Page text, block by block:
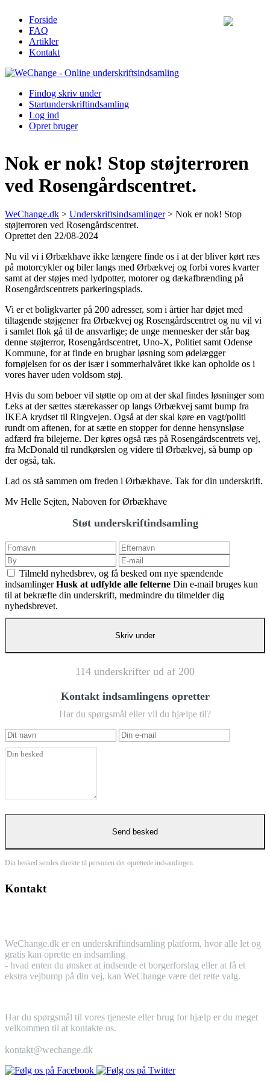
Forside
FAQ
Artikler
Kontakt
Findog skriv under
Startunderskriftindsamling
Log ind
Opret bruger
Nok er nok! Stop støjterroren
ved Rosengårdscentret.
WeChange.dk > Underskriftsindsamlinger > Nok er nok! Stop
støjterroren ved Rosengårdscentret.
Oprettet den 22/08-2024
Nu vil vi i Ørbækhave ikke længere finde os i at der bliver kørt ræs
på motorcykler og biler langs med Ørbækvej og forbi vores kvarter
samt at der støjes med lydpotter, motorer og dækafbrænding på
Rosengårdscentrets parkeringsplads.
Vi er et boligkvarter på 200 adresser, som i årtier har døjet med
tiltagende støjgener fra Ørbækvej og Rosengårdscentret og nu vil vi
i samlet flok gå til de ansvarlige; de unge mennesker der står bag
denne støjterror, Rosengårdscentret, Uno-X, Politiet samt Odense
Kommune, for at finde en brugbar løsning som ødelægger
fornøjelsen for os der især i sommerhalvåret ikke kan opholde os i
vores haver uden voldsom støj.
Hvis du som beboer vil støtte op om at der skal findes løsninger som
f.eks at der sættes stærekasser op langs Ørbækvej samt bump fra
IKEA krydset til Ringvejen. Også at der skal køre en vagt/politi
rundt om aftenen, for at sætte en stopper for denne hensynsløse
adfærd fra bilejerne. Der køres også ræs på Rosengårdscentrets vej,
fra McDonald til rundkørslen og videre til Ørbækvej, så bump op
der også, tak.
Lad os stå sammen om freden i Ørbækhave. Tak for din underskrift.
Mv Helle Sejten, Naboven for Ørbækhave
Støt underskriftindsamling
Tilmeld nyhedsbrev, og få besked om nye spændende
indsamlinger Husk at udfylde alle felterne Din e-mail bruges kun
til at bekræfte din underskrift, medmindre du tilmelder dig
nyhedsbrevet.
114 underskrifter ud af 200
Kontakt indsamlingens opretter
Har du spørgsmål eller vil du hjælpe til?
Din besked sendes direkte til personen der oprettede indsamlingen.
Kontakt
WeChange.dk er en underskriftindsamling platform, hvor alle let og
gratis kan oprette en indsamling
- hvad enten du ønsker at indsende et borgerforslag eller at få et
ekstra vejbump på din vej, kan WeChange være det rette valg.
Har du spørgsmål til vores tjeneste eller brug for hjælp er du meget
velkommen til at kontakte os.
kontakt@wechange.dk